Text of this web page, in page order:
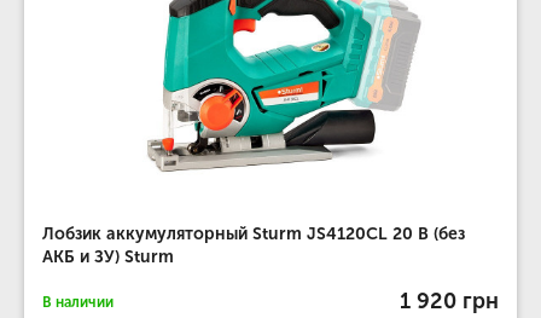
Лобзик аккумуляторный Sturm JS4120CL 20 В (без
АКБ и ЗУ) Sturm
В наличии 1 920 грн